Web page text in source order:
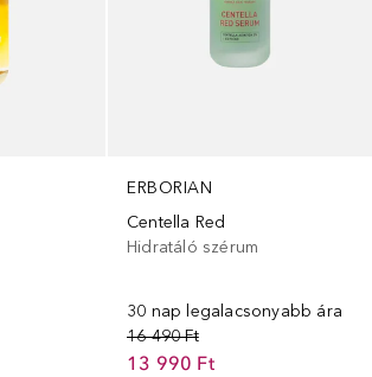
ERBORIAN
Centella Red
Hidratáló szérum
30 nap legalacsonyabb ára
16 490 Ft
13 990 Ft